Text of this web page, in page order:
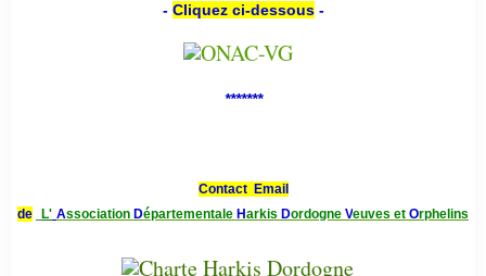
- Cliquez ci-dessous-
*******
Contact Email
de
L' Association Départementale Harkis Dordogne Veuves et Orphelins